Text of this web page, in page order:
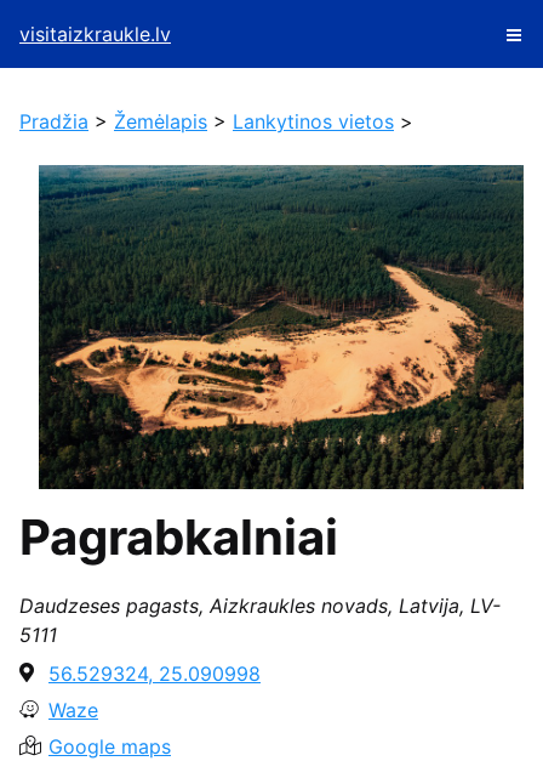
visitaizkraukle.lv
Pradžia > Žemėlapis > Lankytinos vietos >
Pagrabkalniai
Daudzeses pagasts, Aizkraukles novads, Latvija, LV-
5111
56.529324, 25.090998
Waze
Google maps